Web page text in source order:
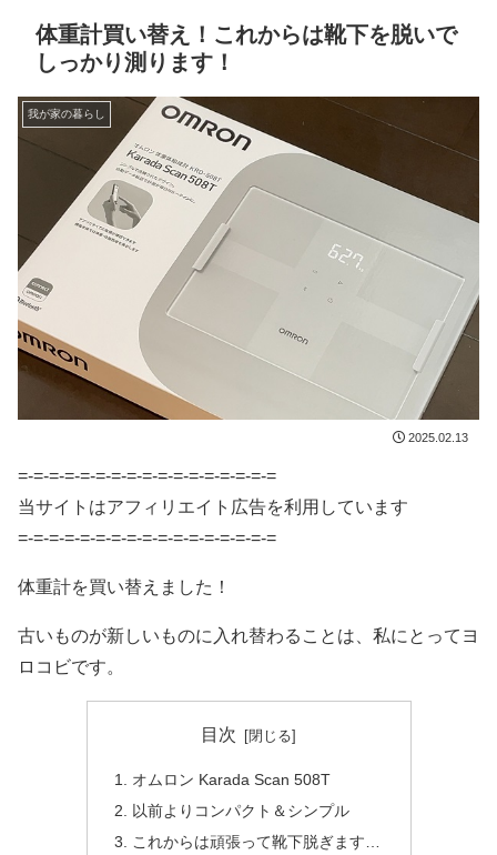
体重計買い替え！これからは靴下を脱いで
しっかり測ります！
我が家の暮らし
2025.02.13
=-=-=-=-=-=-=-=-=-=-=-=-=-=-=-=-=
当サイトはアフィリエイト広告を利用しています
=-=-=-=-=-=-=-=-=-=-=-=-=-=-=-=-=
体重計を買い替えました！
古いものが新しいものに入れ替わることは、私にとってヨ
ロコビです。
目次
オムロン Karada Scan 508T
以前よりコンパクト＆シンプル
これからは頑張って靴下脱ぎます…